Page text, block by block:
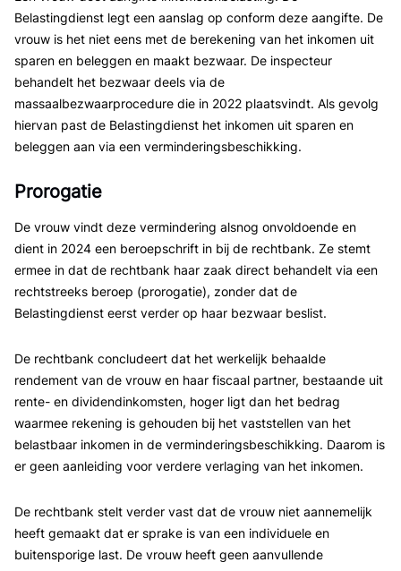
Belastingdienst legt een aanslag op conform deze aangifte. De
vrouw is het niet eens met de berekening van het inkomen uit
sparen en beleggen en maakt bezwaar. De inspecteur
behandelt het bezwaar deels via de
massaalbezwaarprocedure die in 2022 plaatsvindt. Als gevolg
hiervan past de Belastingdienst het inkomen uit sparen en
beleggen aan via een verminderingsbeschikking.
Prorogatie
De vrouw vindt deze vermindering alsnog onvoldoende en
dient in 2024 een beroepschrift in bij de rechtbank. Ze stemt
ermee in dat de rechtbank haar zaak direct behandelt via een
rechtstreeks beroep (prorogatie), zonder dat de
Belastingdienst eerst verder op haar bezwaar beslist.
De rechtbank concludeert dat het werkelijk behaalde
rendement van de vrouw en haar fiscaal partner, bestaande uit
rente- en dividendinkomsten, hoger ligt dan het bedrag
waarmee rekening is gehouden bij het vaststellen van het
belastbaar inkomen in de verminderingsbeschikking. Daarom is
er geen aanleiding voor verdere verlaging van het inkomen.
De rechtbank stelt verder vast dat de vrouw niet aannemelijk
heeft gemaakt dat er sprake is van een individuele en
buitensporige last. De vrouw heeft geen aanvullende